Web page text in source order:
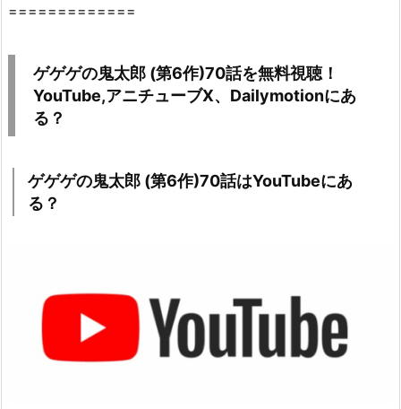
聴
る
の？
3.
人
気
は
ち
=============
ゲゲゲの鬼太郎 (第6作)70話を無料視聴！
YouTube,アニチューブX、Dailymotionにあ
る？
ゲゲゲの鬼太郎 (第6作)70話はYouTubeにあ
る？